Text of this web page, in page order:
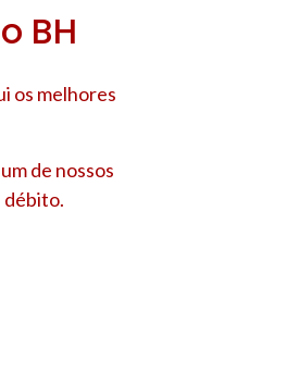
BH
os melhores
de nossos
débito.